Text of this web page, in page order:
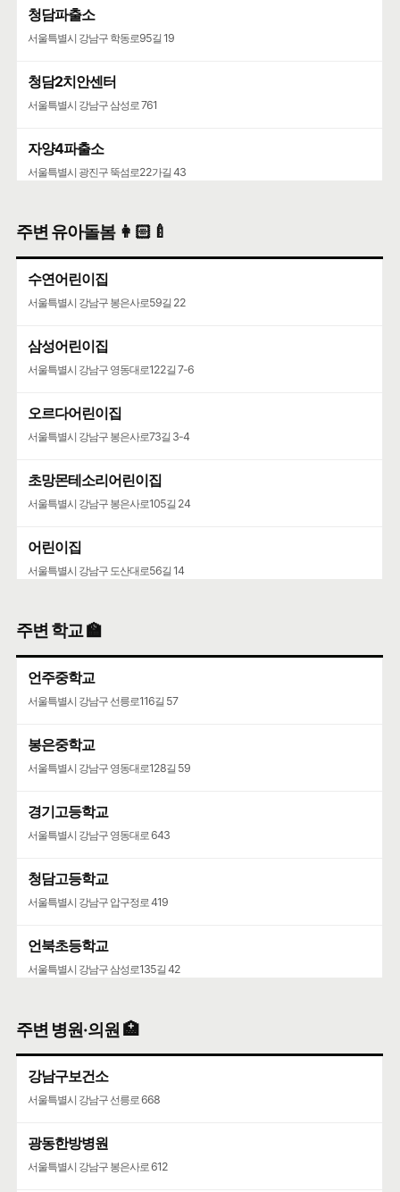
청담파출소
서울특별시 강남구 학동로95길 19
청담2치안센터
서울특별시 강남구 삼성로 761
자양4파출소
서울특별시 광진구 뚝섬로22가길 43
주변 유아돌봄 👩🏻‍🍼
수연어린이집
서울특별시 강남구 봉은사로59길 22
삼성어린이집
서울특별시 강남구 영동대로122길 7-6
오르다어린이집
서울특별시 강남구 봉은사로73길 3-4
초망몬테소리어린이집
서울특별시 강남구 봉은사로105길 24
어린이집
서울특별시 강남구 도산대로56길 14
서울특별시 강남구 압구정로77길 28
주변 학교 🏫
언주중학교
서울특별시 강남구 선릉로116길 57
봉은중학교
서울특별시 강남구 영동대로128길 59
경기고등학교
서울특별시 강남구 영동대로 643
청담고등학교
서울특별시 강남구 압구정로 419
언북초등학교
서울특별시 강남구 삼성로135길 42
서울특별시 강남구 압구정로71길 9
영동고등학교
서울특별시 강남구 선릉로 742
청담중학교
서울특별시 강남구 압구정로61길 36
주변 병원·의원 🏥
강남구보건소
서울특별시 강남구 선릉로 668
광동한방병원
서울특별시 강남구 봉은사로 612